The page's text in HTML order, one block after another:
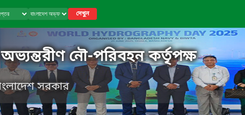
দেখুন
অভ্যন্তরীণ নৌ-পরিবহন কর্তৃপক্ষ
সরকার